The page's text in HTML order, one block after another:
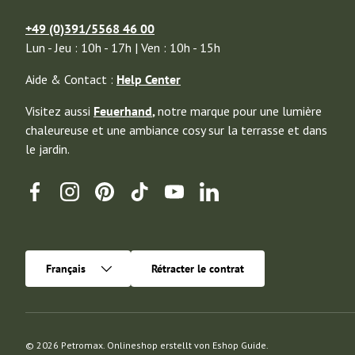
+49 (0)391/5568 46 00
Lun - Jeu : 10h - 17h | Ven : 10h - 15h
Aide & Contact : Help Center
Visitez aussi Feuerhand,notre marque pour une lumière
chaleureuse et une ambiance cosy sur la terrasse et dans
le jardin.
FacebookInstagramPinterestTikTokYouTubeLinkedin
Français Rétracter le contrat
© 2026 Petromax. Onlineshop erstellt von Eshop Guide.